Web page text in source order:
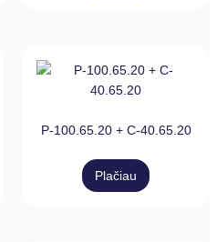
P-100.65.20 + C-40.65.20
Plačiau